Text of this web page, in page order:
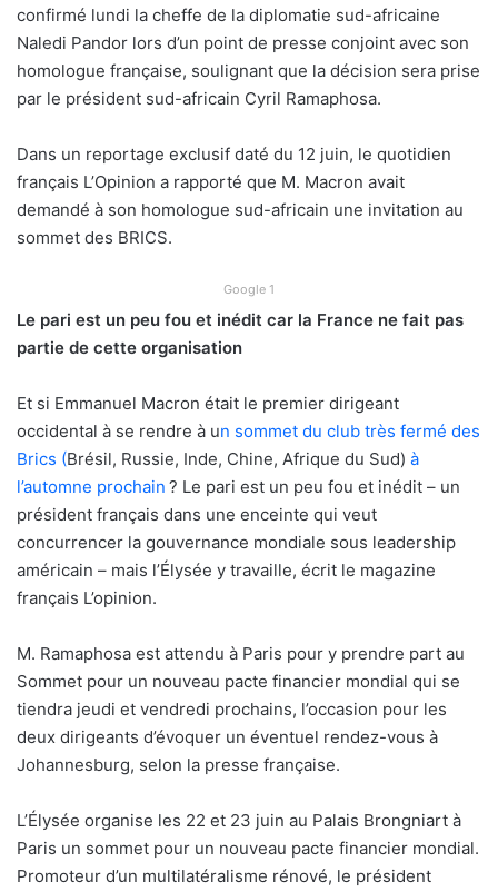
confirmé lundi la cheffe de la diplomatie sud-africaine
Naledi Pandor lors d’un point de presse conjoint avec son
homologue française, soulignant que la décision sera prise
par le président sud-africain Cyril Ramaphosa.
Dans un reportage exclusif daté du 12 juin, le quotidien
français L’Opinion a rapporté que M. Macron avait
demandé à son homologue sud-africain une invitation au
sommet des BRICS.
Google 1
Le pari est un peu fou et inédit car la France ne fait pas
partie de cette organisation
Et si Emmanuel Macron était le premier dirigeant
occidental à se rendre à un sommet du club très fermé des
Brics (Brésil, Russie, Inde, Chine, Afrique du Sud) à
l’automne prochain ? Le pari est un peu fou et inédit – un
président français dans une enceinte qui veut
concurrencer la gouvernance mondiale sous leadership
américain – mais l’Élysée y travaille, écrit le magazine
français L’opinion.
M. Ramaphosa est attendu à Paris pour y prendre part au
Sommet pour un nouveau pacte financier mondial qui se
tiendra jeudi et vendredi prochains, l’occasion pour les
deux dirigeants d’évoquer un éventuel rendez-vous à
Johannesburg, selon la presse française.
L’Élysée organise les 22 et 23 juin au Palais Brongniart à
Paris un sommet pour un nouveau pacte financier mondial.
Promoteur d’un multilatéralisme rénové, le président